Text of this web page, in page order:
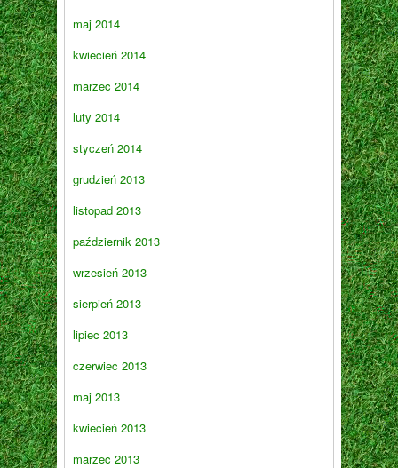
maj 2014
kwiecień 2014
marzec 2014
luty 2014
styczeń 2014
grudzień 2013
listopad 2013
październik 2013
wrzesień 2013
sierpień 2013
lipiec 2013
czerwiec 2013
maj 2013
kwiecień 2013
marzec 2013